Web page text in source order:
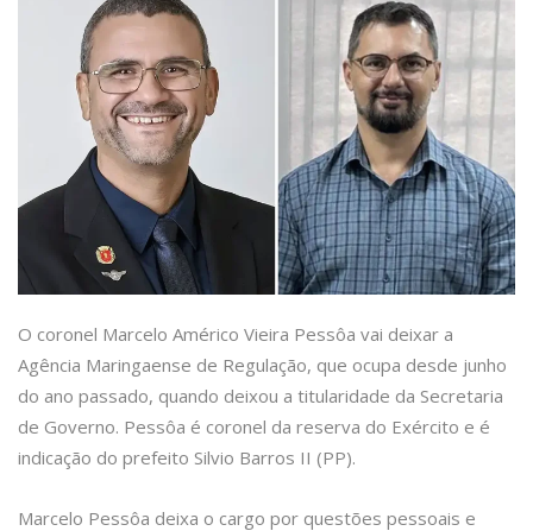
O coronel Marcelo Américo Vieira Pessôa vai deixar a
Agência Maringaense de Regulação, que ocupa desde junho
do ano passado, quando deixou a titularidade da Secretaria
de Governo. Pessôa é coronel da reserva do Exército e é
indicação do prefeito Silvio Barros II (PP).
Marcelo Pessôa deixa o cargo por questões pessoais e